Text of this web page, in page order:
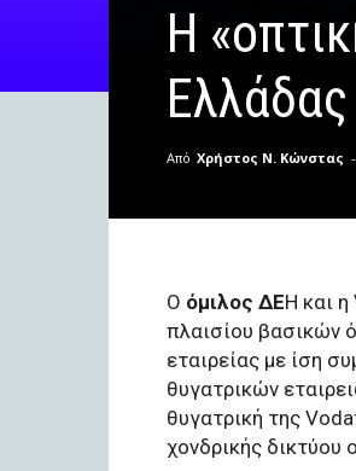
H
Ελλάδας
Από Χρήστος Ν. Κώνστας -
Ο όμιλος ΔΕΗ και
πλαισίου βασικών
εταιρείας με ίση
θυγατρικών
θυγατρική της
χονδρικής δικτύου